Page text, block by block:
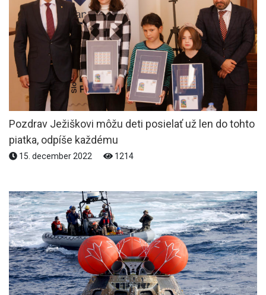
Pozdrav Ježiškovi môžu deti posielať už len do tohto
piatka, odpíše každému
15. december 2022 1214